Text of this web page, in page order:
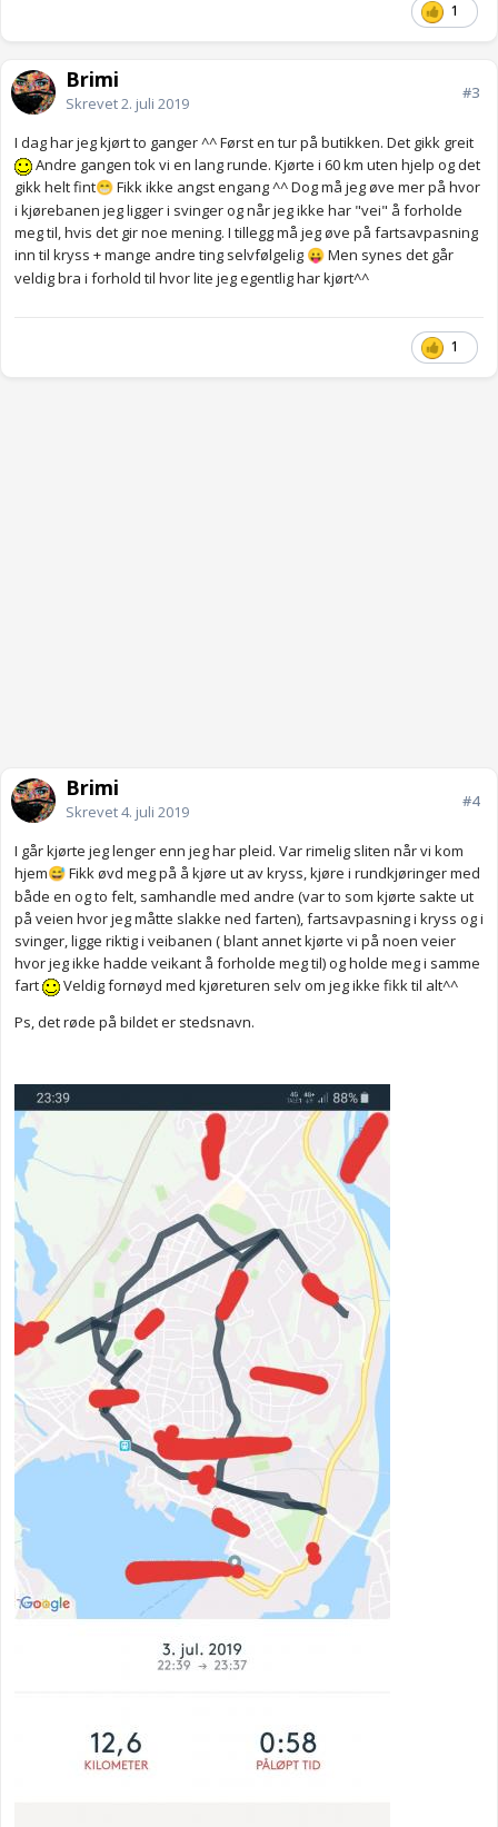
1
Brimi
Skrevet2. juli 2019
#3
I dag har jeg kjørt to ganger ^^ Først en tur på butikken. Det gikk greit
Andre gangen tok vi en lang runde. Kjørte i 60 km uten hjelp og det
gikk helt fint😁 Fikk ikke angst engang ^^ Dog må jeg øve mer på hvor
i kjørebanen jeg ligger i svinger og når jeg ikke har "vei" å forholde
meg til, hvis det gir noe mening. I tillegg må jeg øve på fartsavpasning
inn til kryss + mange andre ting selvfølgelig 😛 Men synes det går
veldig bra i forhold til hvor lite jeg egentlig har kjørt^^
1
Brimi
Skrevet4. juli 2019
#4
I går kjørte jeg lenger enn jeg har pleid. Var rimelig sliten når vi kom
hjem😅 Fikk øvd meg på å kjøre ut av kryss, kjøre i rundkjøringer med
både en og to felt, samhandle med andre (var to som kjørte sakte ut
på veien hvor jeg måtte slakke ned farten), fartsavpasning i kryss og i
svinger, ligge riktig i veibanen ( blant annet kjørte vi på noen veier
hvor jeg ikke hadde veikant å forholde meg til) og holde meg i samme
fart
Veldig fornøyd med kjøreturen selv om jeg ikke fikk til alt^^
Ps, det røde på bildet er stedsnavn.